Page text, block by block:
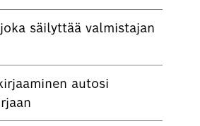
säilyttää valmistajan
autosi